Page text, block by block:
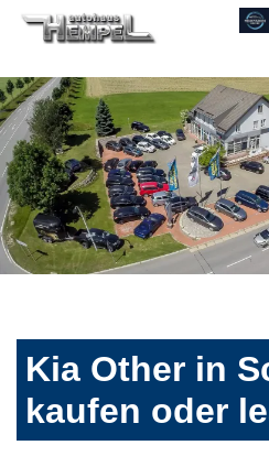
Kia Other in
kaufen oder